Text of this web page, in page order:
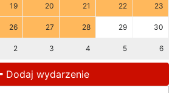
19 20 21 22 23
26 27 28 29 30
2 3 4 5 6
Dodaj wydarzenie